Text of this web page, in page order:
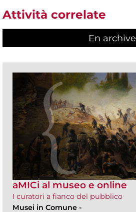
Attività correlate
En archive
aMICi al museo e online
I curatori a fianco del pubblico
Musei in Comune -